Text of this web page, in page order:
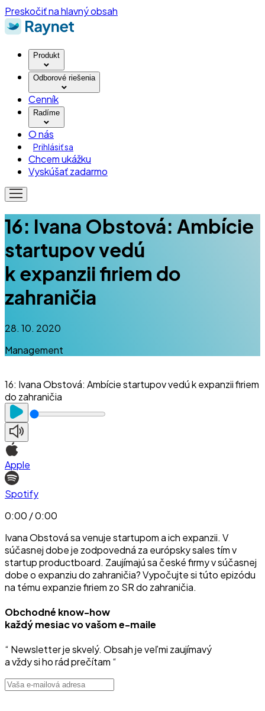
Preskočiť na hlavný obsah
Produkt
Odborové riešenia
Cenník
Radíme
O nás
Prihlásiť sa
Chcem ukážku
Vyskúšať zadarmo
16: Ivana Obstová: Ambície
startupov vedú
k expanzii firiem do
zahraničia
28. 10. 2020
Management
16: Ivana Obstová: Ambície startupov vedú k expanzii firiem
do zahraničia
Apple
Spotify
0:00 / 0:00
Ivana Obstová sa venuje startupom a ich expanzii. V
súčasnej dobe je zodpovedná za európsky sales tím v
startup productboard. Zaujímajú sa české firmy v súčasnej
dobe o expanziu do zahraničia? Vypočujte si túto epizódu
na tému expanzie firiem zo SR do zahraničia.
Obchodné know-how
každý mesiac vo vašom e-maile
“ Newsletter je skvelý. Obsah je veľmi zaujímavý
a vždy si ho rád prečítam “